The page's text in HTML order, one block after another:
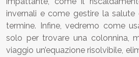
invernali e come gestire la
termine. Infine, vedremo come
solo per trovare una colonnina,
viaggio un’equazione risolvibile,